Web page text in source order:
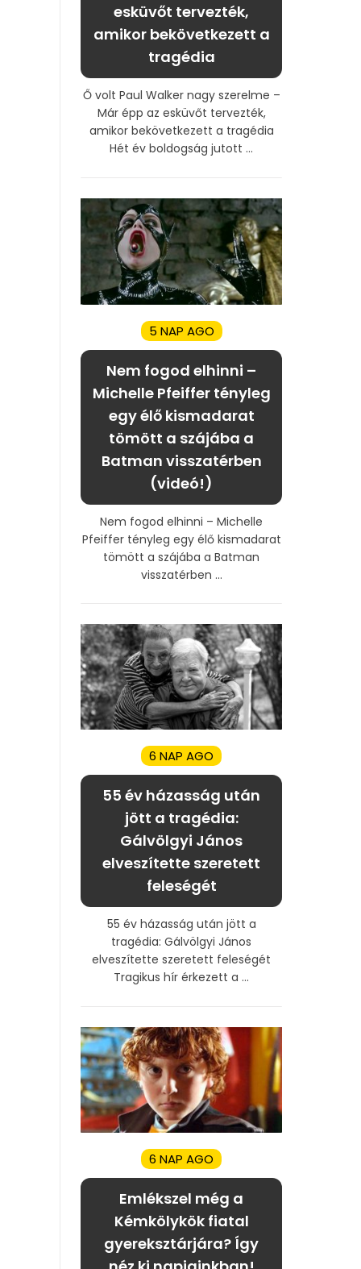
esküvőt tervezték,
amikor bekövetkezett a
tragédia
Ő volt Paul Walker nagy szerelme –
Már épp az esküvőt tervezték,
amikor bekövetkezett a tragédia
Hét év boldogság jutott ...
5 NAP AGO
Nem fogod elhinni –
Michelle Pfeiffer tényleg
egy élő kismadarat
tömött a szájába a
Batman visszatérben
(videó!)
Nem fogod elhinni – Michelle
Pfeiffer tényleg egy élő kismadarat
tömött a szájába a Batman
visszatérben ...
6 NAP AGO
55 év házasság után
jött a tragédia:
Gálvölgyi János
elveszítette szeretett
feleségét
55 év házasság után jött a
tragédia: Gálvölgyi János
elveszítette szeretett feleségét
Tragikus hír érkezett a ...
6 NAP AGO
Emlékszel még a
Kémkölykök fiatal
gyereksztárjára? Így